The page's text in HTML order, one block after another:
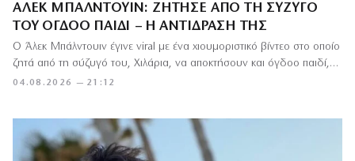
ΆΛΕΚ ΜΠΆΛΝΤΟΥΙΝ: ΖΉΤΗΣΕ ΑΠΌ ΤΗ ΣΎΖΥΓΌ
ΤΟΥ ΌΓΔΟΟ ΠΑΙΔΊ – Η ΑΝΤΊΔΡΑΣΉ ΤΗΣ
04.08.2026 — 21:12
Ο Άλεκ Μπάλντουιν έγινε viral με ένα χιουμοριστικό βίντεο στο οποίο
ζητά από τη σύζυγό του, Χιλάρια, να αποκτήσουν και όγδοο παιδί,…